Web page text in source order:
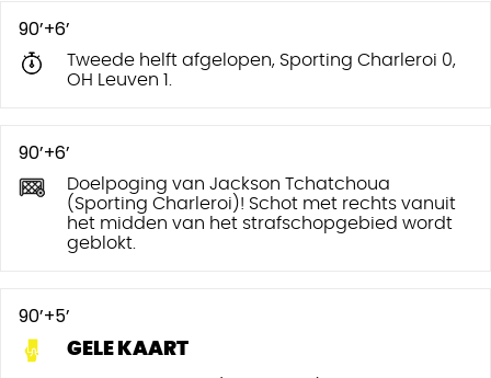
90’+6’
Tweede helft afgelopen, Sporting Charleroi 0,
OH Leuven 1.
90’+6’
Doelpoging van Jackson Tchatchoua
(Sporting Charleroi)! Schot met rechts vanuit
het midden van het strafschopgebied wordt
geblokt.
90’+5’
GELE KAART